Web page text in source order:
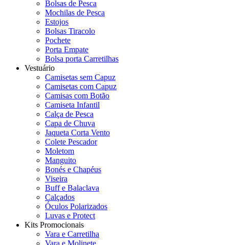
Bolsas de Pesca
Mochilas de Pesca
Estojos
Bolsas Tiracolo
Pochete
Porta Empate
Bolsa porta Carretilhas
Vestuário
Camisetas sem Capuz
Camisetas com Capuz
Camisas com Botão
Camiseta Infantil
Calça de Pesca
Capa de Chuva
Jaqueta Corta Vento
Colete Pescador
Moletom
Manguito
Bonés e Chapéus
Viseira
Buff e Balaclava
Calçados
Óculos Polarizados
Luvas e Protect
Kits Promocionais
Vara e Carretilha
Vara e Molinete